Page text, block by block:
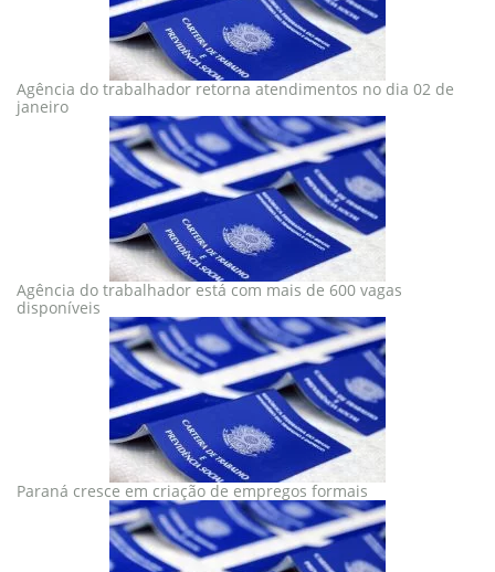
Agência do trabalhador retorna atendimentos no dia 02 de
janeiro
Agência do trabalhador está com mais de 600 vagas
disponíveis
Paraná cresce em criação de empregos formais